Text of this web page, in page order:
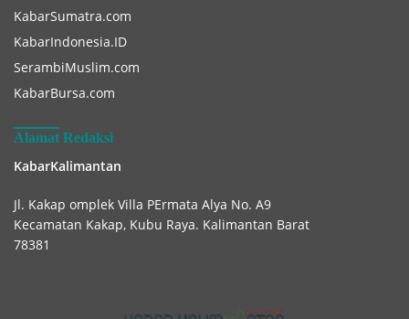
KabarSumatra.com
KabarIndonesia.ID
SerambiMuslim.com
KabarBursa.com
Alamat Redaksi
KabarKalimantan
Jl. Kakap omplek Villa PErmata Alya No. A9
Kecamatan Kakap, Kubu Raya. Kalimantan Barat
78381